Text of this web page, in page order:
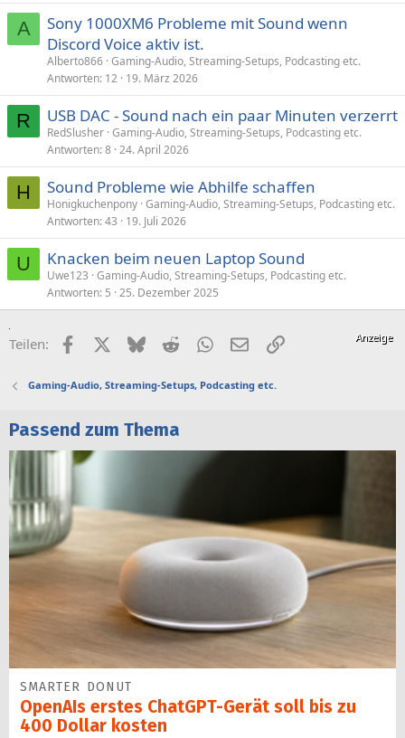
A
Sony 1000XM6 Probleme mit Sound wenn
Discord Voice aktiv ist.
Alberto866 Gaming-Audio, Streaming-Setups, Podcasting etc.
Antworten 12 19. März 2026
R USB DAC - Sound nach ein paar Minuten verzerrt
RedSlusher Gaming-Audio, Streaming-Setups, Podcasting etc.
Antworten 8 24. April 2026
H Sound Probleme wie Abhilfe schaffen
Honigkuchenpony Gaming-Audio, Streaming-Setups, Podcasting etc.
Antworten 43 19. Juli 2026
U Knacken beim neuen Laptop Sound
Uwe123 Gaming-Audio, Streaming-Setups, Podcasting etc.
Antworten 5 25. Dezember 2025
Teilen: FacebookX (Twitter)
BlueskyRedditWhatsApp
E-MailLink
Gaming-Audio, Streaming-Setups, Podcasting etc.
Passend zum Thema
SMARTER DONUT
OpenAIs erstes ChatGPT-Gerät soll bis zu
400 Dollar kosten